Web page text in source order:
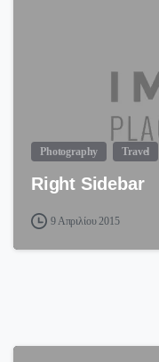
Photography Travel
Right Sidebar
9 Απριλίου 2015